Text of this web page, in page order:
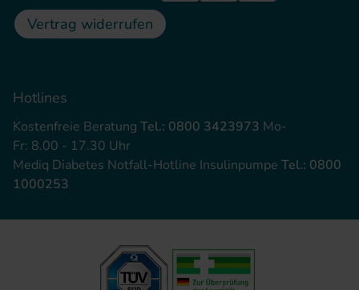
Vertrag widerrufen
Hotlines
Kostenfreie Beratung Tel.: 0800 3423973 Mo-
Fr: 8.00 - 17.30 Uhr
Mediq Diabetes Notfall-Hotline Insulinpumpe Tel.: 0800
1000253